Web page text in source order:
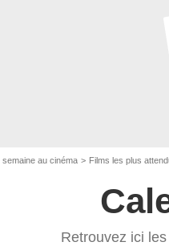
semaine au cinéma Films les plus
Retrouvez ici